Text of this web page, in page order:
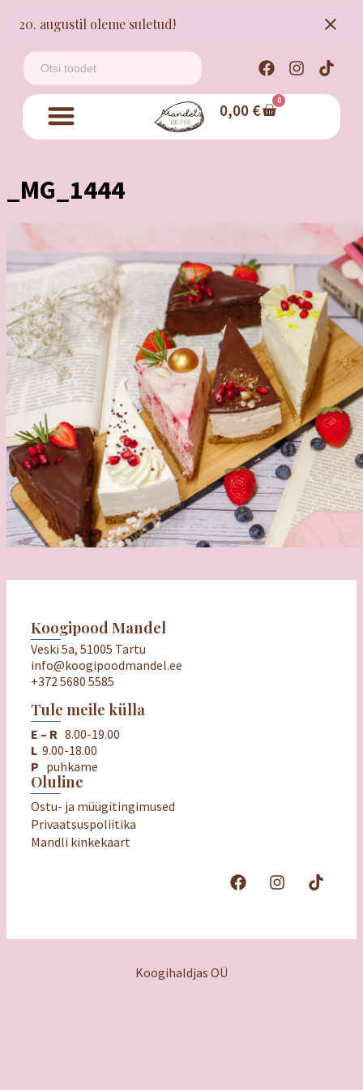
20. augustil oleme suletud!
0,00 € 0
_MG_1444
Koogipood Mandel
Veski 5a, 51005 Tartu
info@koogipoodmandel.ee
+372 5680 5585
Tule meile külla
E – R 8.00-19.00
L 9.00-18.00
P puhkame
Oluline
Ostu- ja müügitingimused
Privaatsuspoliitika
Mandli kinkekaart
Koogihaldjas OÜ